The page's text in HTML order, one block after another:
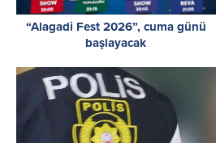
“Alagadi Fest 2026”, cuma günü
başlayacak